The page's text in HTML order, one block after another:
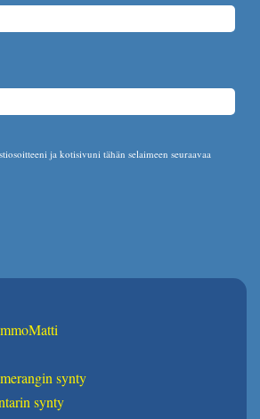
ja kotisivuni tähän selaimeen seuraavaa
synty
synty